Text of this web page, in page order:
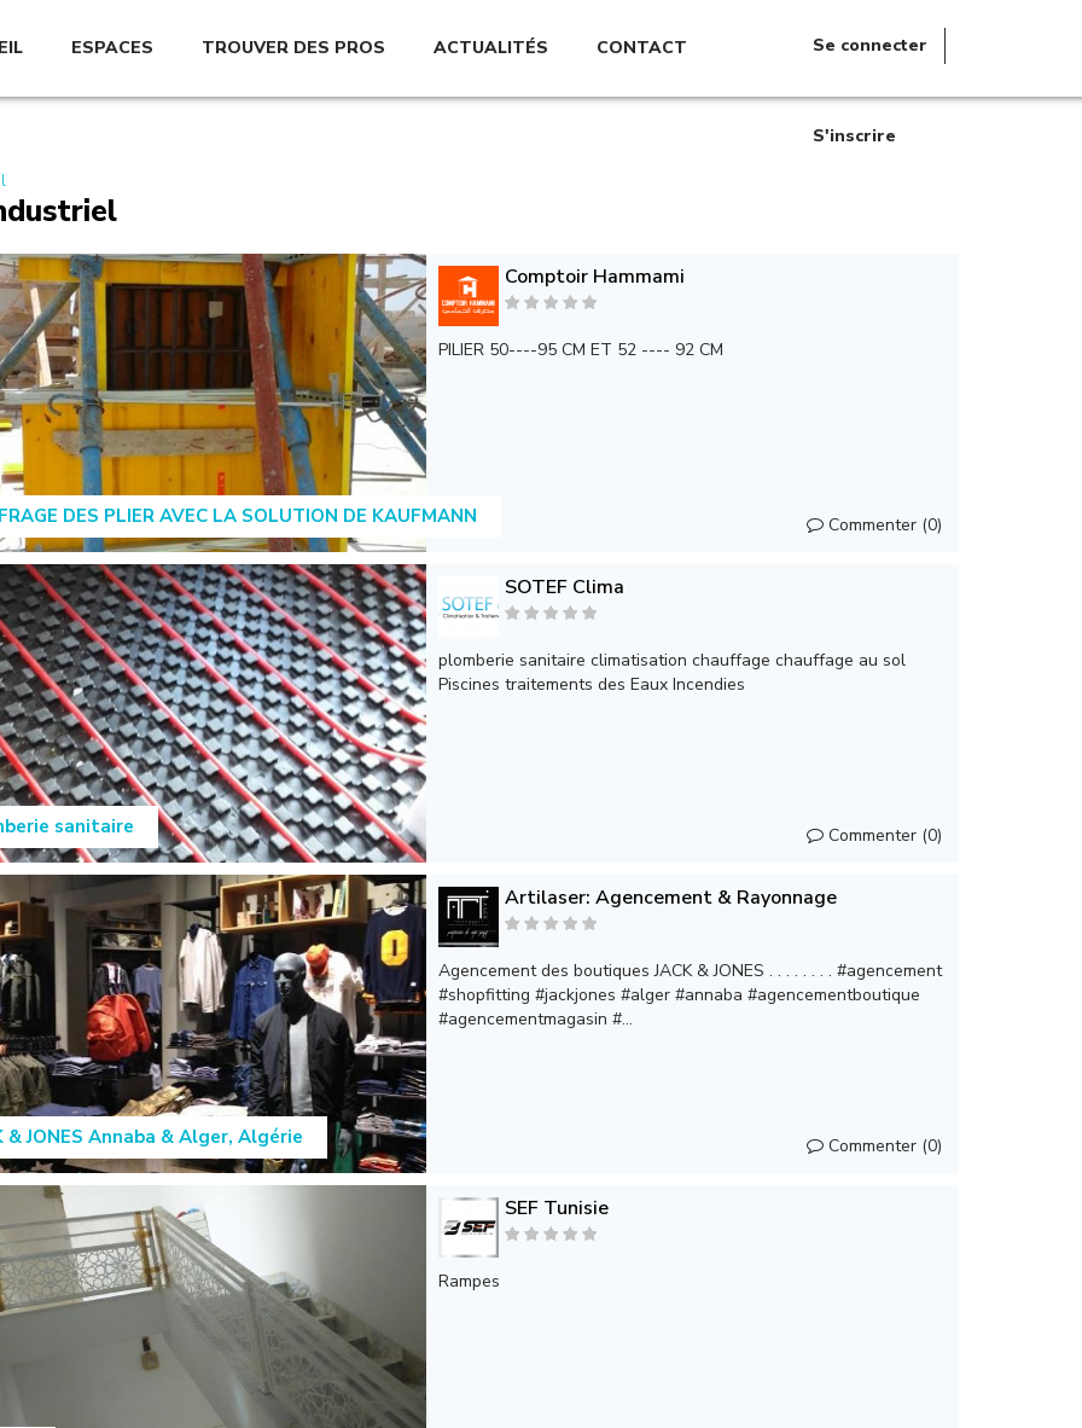
ESPACES TROUVER DES PROS ACTUALITÉS CONTACT Se connecter
S'inscrire
DES PLIER AVEC LA SOLUTION DE KAUFMANN
Comptoir Hammami
PILIER 50----95 CM ET 52 ---- 92 CM
Commenter (0)
sanitaire
SOTEF Clima
plomberie sanitaire climatisation chauffage chauffage au sol
Piscines traitements des Eaux Incendies
Commenter (0)
& JONES Annaba & Alger, Algérie
Artilaser: Agencement & Rayonnage
Agencement des boutiques JACK & JONES . . . . . . . . #agencement
#shopfitting #jackjones #alger #annaba #agencementboutique
#agencementmagasin #...
Commenter (0)
SEF Tunisie
Rampes